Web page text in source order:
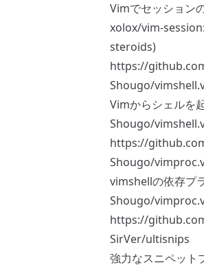
Vimでセッション
xolox/vim-
steroids)
https://
Shougo/
Vimからシェルを
Shougo/
https://
Shougo/
vimshellの依存プ
Shougo/
https://
SirVer/ultisnips
強力なスニペット